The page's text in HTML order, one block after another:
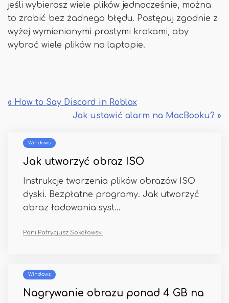
jeśli wybierasz wiele plików jednocześnie, można
to zrobić bez żadnego błędu. Postępuj zgodnie z
wyżej wymienionymi prostymi krokami, aby
wybrać wiele plików na laptopie.
« How to Say Discord in Roblox
Jak ustawić alarm na MacBooku? »
Windows
Jak utworzyć obraz ISO
Instrukcje tworzenia plików obrazów ISO
dyski. Bezpłatne programy. Jak utworzyć
obraz ładowania syst...
Pani Patrycjusz Sokołowski
Windows
Nagrywanie obrazu ponad 4 GB na